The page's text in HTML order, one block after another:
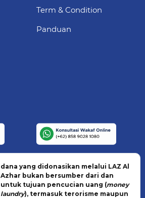
Term & Condition
Panduan
dana yang didonasikan melalui LAZ Al
Azhar bukan bersumber dari dan
untuk tujuan pencucian uang (money
laundry), termasuk terorisme maupun